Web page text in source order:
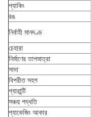
প্যাকিং
রঙ
নির্বাহী মানদণ্ড
চেহারা
নির্মাণের তাপমাত্রা
সাদা
বিপরীত সহগ
গ্যারান্টি
সঞ্চয় পদ্ধতি
প্যাকেজিং আকার